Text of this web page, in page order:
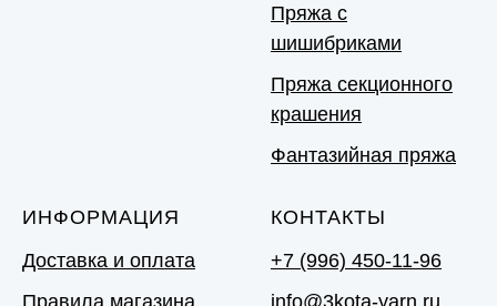
Пряжа с
шишибриками
Пряжа секционного
крашения
Фантазийная пряжа
ИНФОРМАЦИЯ
Доставка и оплата
Правила магазина
КОНТАКТЫ
+7 (996) 450-11-96
info@3kota-yarn.ru